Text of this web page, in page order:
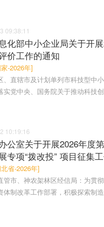
09:38:11
化部中小企业局关于开
价工作的通知
-2026年]
、直辖市及计划单列市科技型中
实党中央、国务院关于推动科技
10:19:16
公室关于开展2026年度
专项“拨改投” 项目征集
省-2026年]
管市、神农架林区经信局：为贯
体制改革工作部署，积极探索制